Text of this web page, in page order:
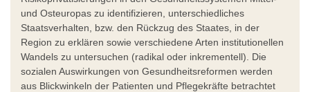
und Osteuropas zu identifizieren, unterschiedliches
Staatsverhalten, bzw. den Rückzug des Staates, in der
Region zu erklären sowie verschiedene Arten institutionellen
Wandels zu untersuchen (radikal oder inkrementell). Die
sozialen Auswirkungen von Gesundheitsreformen werden
aus Blickwinkeln der Patienten und Pflegekräfte betrachtet